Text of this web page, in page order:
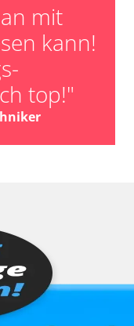
mit
kann!
top!"